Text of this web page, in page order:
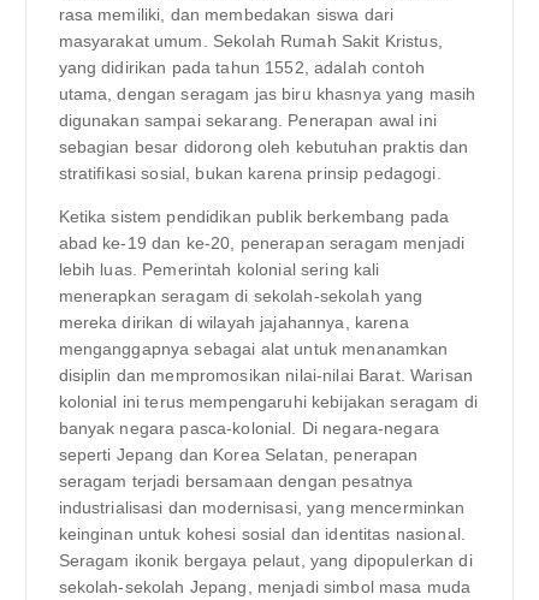
rasa memiliki, dan membedakan siswa dari
masyarakat umum. Sekolah Rumah Sakit Kristus,
yang didirikan pada tahun 1552, adalah contoh
utama, dengan seragam jas biru khasnya yang masih
digunakan sampai sekarang. Penerapan awal ini
sebagian besar didorong oleh kebutuhan praktis dan
stratifikasi sosial, bukan karena prinsip pedagogi.
Ketika sistem pendidikan publik berkembang pada
abad ke-19 dan ke-20, penerapan seragam menjadi
lebih luas. Pemerintah kolonial sering kali
menerapkan seragam di sekolah-sekolah yang
mereka dirikan di wilayah jajahannya, karena
menganggapnya sebagai alat untuk menanamkan
disiplin dan mempromosikan nilai-nilai Barat. Warisan
kolonial ini terus mempengaruhi kebijakan seragam di
banyak negara pasca-kolonial. Di negara-negara
seperti Jepang dan Korea Selatan, penerapan
seragam terjadi bersamaan dengan pesatnya
industrialisasi dan modernisasi, yang mencerminkan
keinginan untuk kohesi sosial dan identitas nasional.
Seragam ikonik bergaya pelaut, yang dipopulerkan di
sekolah-sekolah Jepang, menjadi simbol masa muda